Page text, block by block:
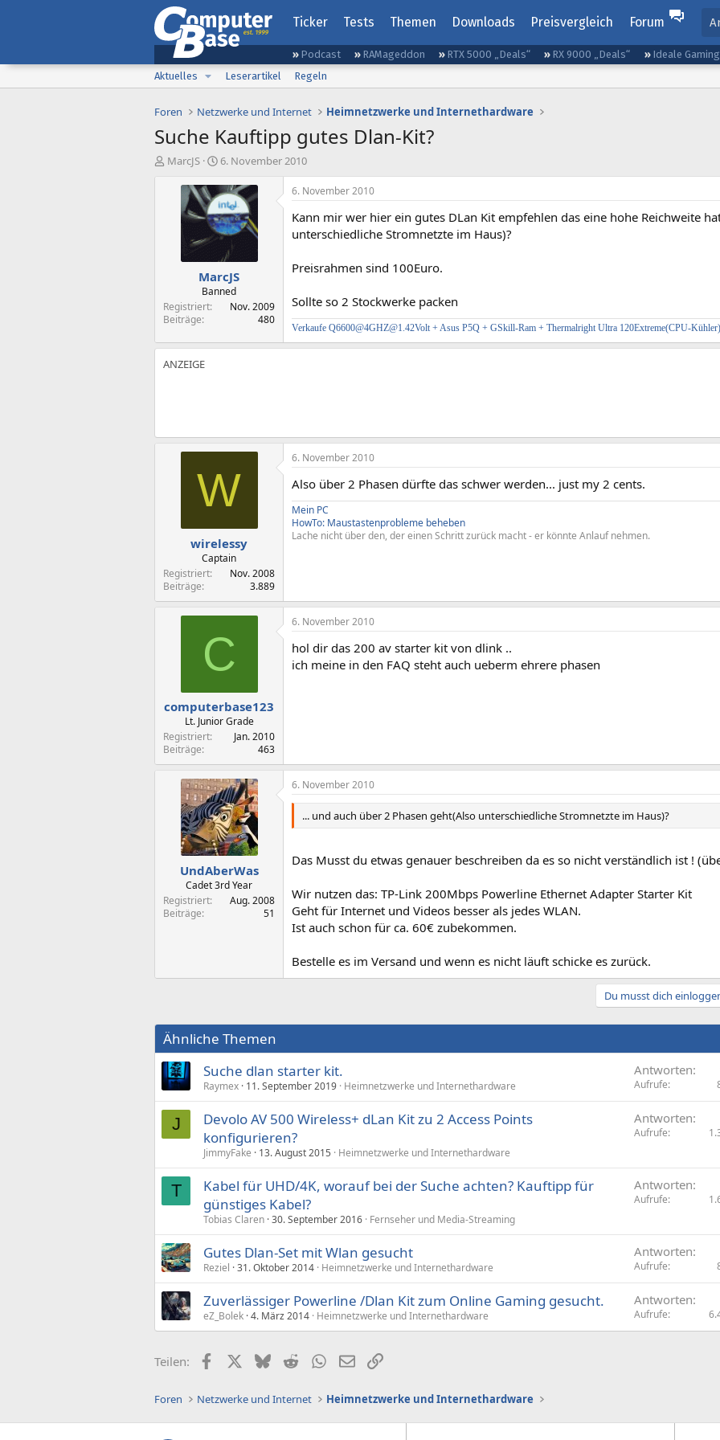
Ticker Tests Themen Downloads Preisvergleich Forum
Podcast RAMageddon RTX 5000 „Deals“ RX 9000 „Deals“ Ideale
Aktuelles
Leserartikel Regeln
Foren Netzwerke und Internet Heimnetzwerke und Internethardware
Suche Kauftipp gutes Dlan-Kit?
E
MarcJS
E
s
t
e
l
t
a
m
6. November 2010
MarcJS
Banned
Registriert
Nov. 2009
Beiträge
480
6. November 2010
Kann mir wer hier ein gutes DLan Kit empfehlen das eine hohe Reichweite
unterschiedliche Stromnetzte im Haus)?
Preisrahmen sind 100Euro.
Sollte so 2 Stockwerke packen
Verkaufe Q6600@4GHZ@1.42Volt + Asus P5Q + GSkill-Ram + Thermalright Ultra 120Extreme(CPU-Kühler)
W
wirelessy
Captain
Registriert
Nov. 2008
Beiträge
3.889
6. November 2010
Also über 2 Phasen dürfte das schwer werden... just my 2 cents.
Mein PC
HowTo: Maustastenprobleme beheben
Lache nicht über den, der einen Schritt zurück macht - er könnte Anlauf nehmen.
C
computerbase123
Lt. Junior Grade
Registriert
Jan. 2010
Beiträge
463
6. November 2010
hol dir das 200 av starter kit von dlink ..
ich meine in den FAQ steht auch ueberm ehrere phasen
UndAberWas
Cadet 3rd Year
Registriert
Aug. 2008
Beiträge
51
6. November 2010
... und auch über 2 Phasen geht(Also unterschiedliche Stromnetzte im Haus)?
Das Musst du etwas genauer beschreiben da es so nicht verständlich ist !
Wir nutzen das: TP-Link 200Mbps Powerline Ethernet Adapter Starter Kit
Geht für Internet und Videos besser als jedes WLAN.
Ist auch schon für ca. 60€ zubekommen.
Bestelle es im Versand und wenn es nicht läuft schicke es zurück.
Du musst dich
Ähnliche Themen
Suche dlan starter kit.
Raymex 11. September 2019 Heimnetzwerke und Internethardware
Antworten
Aufrufe
J
Devolo AV 500 Wireless+ dLan Kit zu 2 Access Points
konfigurieren?
JimmyFake 13. August 2015 Heimnetzwerke und Internethardware
Antworten
Aufrufe
T
Kabel für UHD/4K, worauf bei der Suche achten? Kauftipp für
günstiges Kabel?
Tobias Claren 30. September 2016 Fernseher und Media-Streaming
Antworten
Aufrufe
Gutes Dlan-Set mit Wlan gesucht
Reziel 31. Oktober 2014 Heimnetzwerke und Internethardware
Antworten
Aufrufe
Zuverlässiger Powerline /Dlan Kit zum Online Gaming gesucht.
eZ_Bolek 4. März 2014 Heimnetzwerke und Internethardware
Antworten
Aufrufe
Teilen: FacebookX (Twitter)
BlueskyRedditWhatsApp
E-MailLink
Foren Netzwerke und Internet Heimnetzwerke und Internethardware